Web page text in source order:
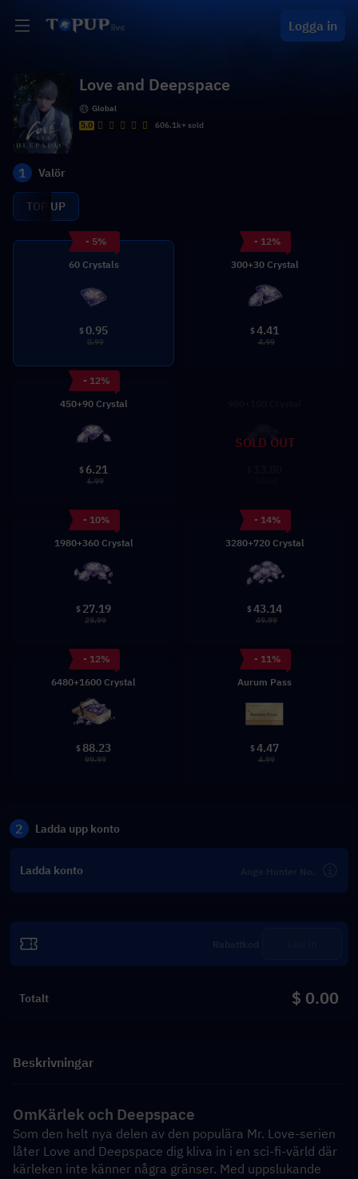
Logga in
Love and Deepspace
Global
5.0
606.1k+ sold
1 Valör
TOP UP
- 5%
60 Crystals
$0.95
0.99
- 12%
300+30 Crystal
$4.41
4.99
- 12%
450+90 Crystal
$ 6.21
6.99
SOLD OUT
- 10%
1980+360 Crystal
$ 27.19
29.99
- 14%
3280+720 Crystal
$43.14
49.99
- 12%
6480+1600 Crystal
$ 88.23
99.99
- 11%
Aurum Pass
$4.47
4.99
2 Ladda upp konto
Ladda konto
Totalt $ 0.00
Beskrivningar
OmKärlek och Deepspace
Som den helt nya delen av den populära Mr. Love-serien
låter Love and Deepspace dig kliva in i en sci-fi-värld där
kärleken inte känner några gränser. Med uppslukande